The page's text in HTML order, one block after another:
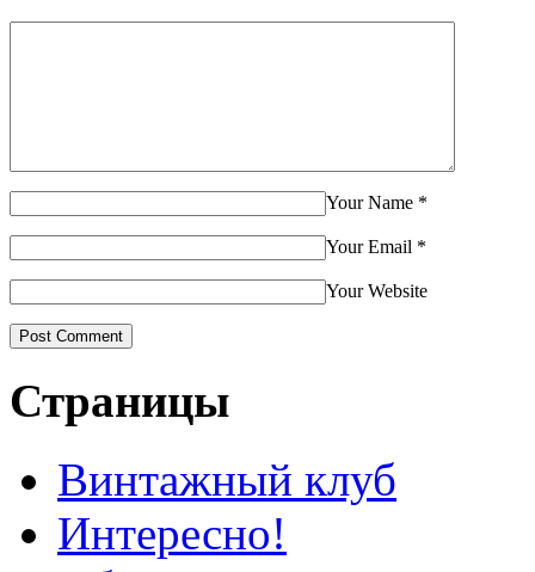
Your Name *
Your Email *
Your Website
Страницы
Винтажный клуб
Интересно!